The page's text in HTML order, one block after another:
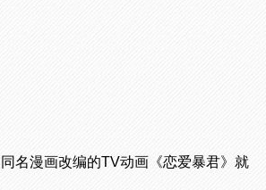
名漫画改编的TV动画《恋爱暴君》就